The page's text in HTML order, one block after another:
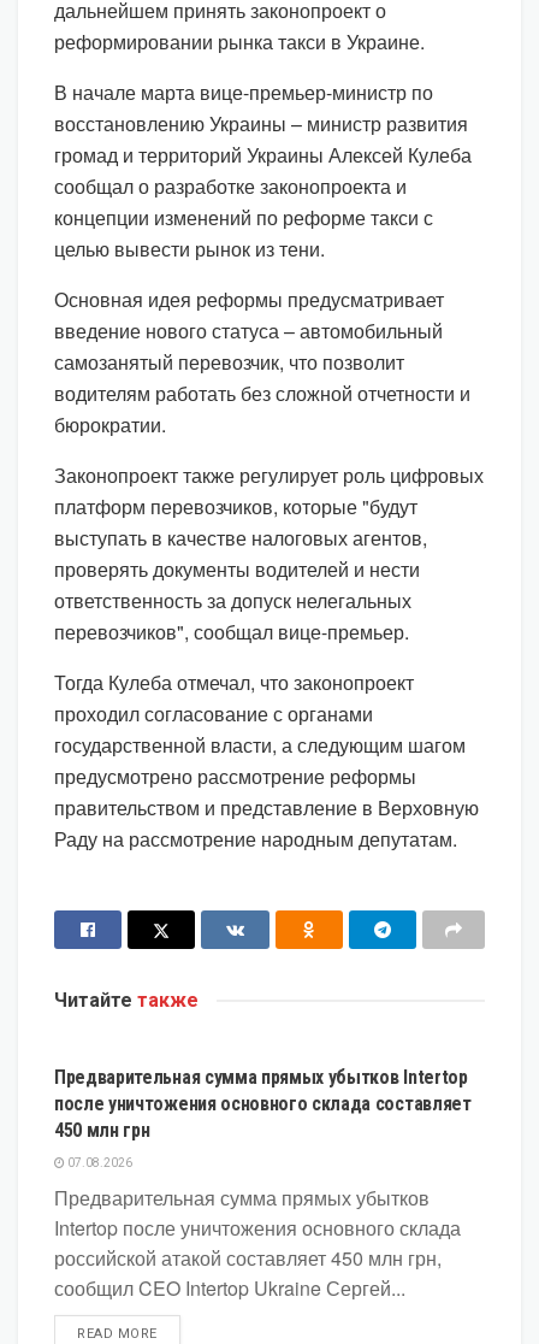
дальнейшем принять законопроект о
реформировании рынка такси в Украине.
В начале марта вице-премьер-министр по
восстановлению Украины – министр развития
громад и территорий Украины Алексей Кулеба
сообщал о разработке законопроекта и
концепции изменений по реформе такси с
целью вывести рынок из тени.
Основная идея реформы предусматривает
введение нового статуса – автомобильный
самозанятый перевозчик, что позволит
водителям работать без сложной отчетности и
бюрократии.
Законопроект также регулирует роль цифровых
платформ перевозчиков, которые "будут
выступать в качестве налоговых агентов,
проверять документы водителей и нести
ответственность за допуск нелегальных
перевозчиков", сообщал вице-премьер.
Тогда Кулеба отмечал, что законопроект
проходил согласование с органами
государственной власти, а следующим шагом
предусмотрено рассмотрение реформы
правительством и представление в Верховную
Раду на рассмотрение народным депутатам.
Читайте также
Предварительная сумма прямых убытков Intertop
после уничтожения основного склада составляет
450 млн грн
07.08.2026
Предварительная сумма прямых убытков
Intertop после уничтожения основного склада
российской атакой составляет 450 млн грн,
сообщил CEO Intertop Ukraine Сергей...
READ MOREDETAILS